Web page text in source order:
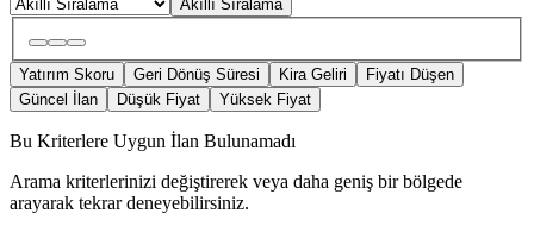
Akıllı Sıralama
Yatırım Skoru Geri Dönüş Süresi Kira Geliri
Fiyatı Düşen
Güncel İlan
Düşük Fiyat Yüksek Fiyat
Bu Kriterlere Uygun İlan Bulunamadı
Arama kriterlerinizi değiştirerek veya daha geniş bir bölgede
arayarak tekrar deneyebilirsiniz.